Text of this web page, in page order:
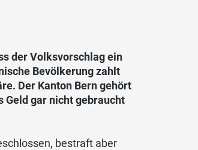
der Volksvorschlag ein
Bevölkerung zahlt
Der Kanton Bern gehört
Geld gar nicht gebraucht
bestraft aber